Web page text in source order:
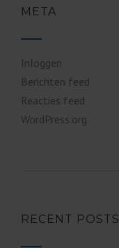
META
Inloggen
Berichten feed
Reacties feed
WordPress.org
RECENT POSTS